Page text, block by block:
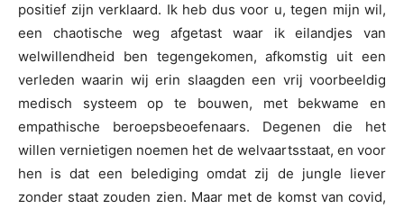
positief zijn verklaard. Ik heb dus voor u, tegen mijn wil,
een chaotische weg afgetast waar ik eilandjes van
welwillendheid ben tegengekomen, afkomstig uit een
verleden waarin wij erin slaagden een vrij voorbeeldig
medisch systeem op te bouwen, met bekwame en
empathische beroepsbeoefenaars. Degenen die het
willen vernietigen noemen het de welvaartsstaat, en voor
hen is dat een belediging omdat zij de jungle liever
zonder staat zouden zien. Maar met de komst van covid,